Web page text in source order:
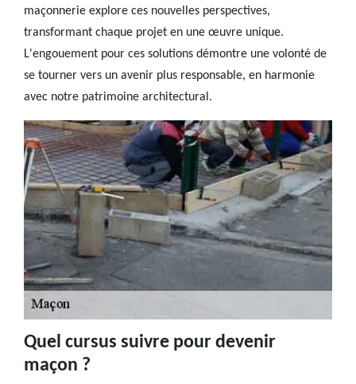
maçonnerie explore ces nouvelles perspectives,
transformant chaque projet en une œuvre unique.
L'engouement pour ces solutions démontre une volonté de
se tourner vers un avenir plus responsable, en harmonie
avec notre patrimoine architectural.
Quel cursus suivre pour devenir
maçon ?